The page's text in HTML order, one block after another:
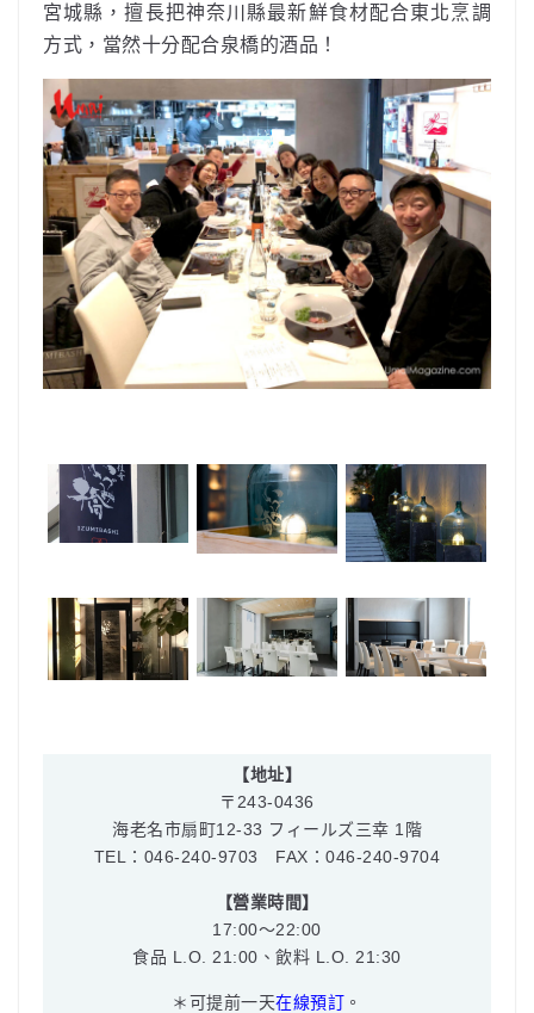
宮城縣，擅長把神奈川縣最新鮮食材配合東北烹調
方式，當然十分配合泉橋的酒品！
【地址】
〒243-0436
海老名市扇町12-33 フィールズ三幸 1階
TEL：046-240-9703 FAX：046-240-9704
【營業時間】
17:00〜22:00
食品 L.O. 21:00、飲料 L.O. 21:30
＊可提前一天在線預訂 。